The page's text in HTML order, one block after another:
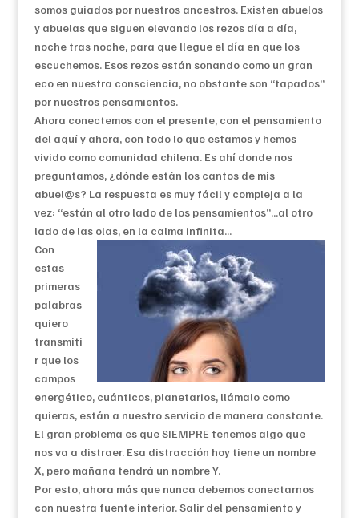
somos guiados por nuestros ancestros. Existen abuelos
y abuelas que siguen elevando los rezos día a día,
noche tras noche, para que llegue el día en que los
escuchemos. Esos rezos están sonando como un gran
eco en nuestra consciencia, no obstante son “tapados”
por nuestros pensamientos.
Ahora conectemos con el presente, con el pensamiento
del aquí y ahora, con todo lo que estamos y hemos
vivido como comunidad chilena. Es ahí donde nos
preguntamos, ¿dónde están los cantos de mis
abuel@s? La respuesta es muy fácil y compleja a la
vez: “están al otro lado de los pensamientos”…al otro
lado de las olas, en la calma infinita…
Con
estas
primeras
palabras
quiero
transmiti
r que los
campos
energético, cuánticos, planetarios, llámalo como
quieras, están a nuestro servicio de manera constante.
El gran problema es que SIEMPRE tenemos algo que
nos va a distraer. Esa distracción hoy tiene un nombre
X, pero mañana tendrá un nombre Y.
Por esto, ahora más que nunca debemos conectarnos
con nuestra fuente interior. Salir del pensamiento y